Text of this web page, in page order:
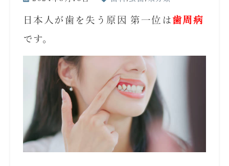
日本人が歯を失う原因 第一位は 歯周病
です。